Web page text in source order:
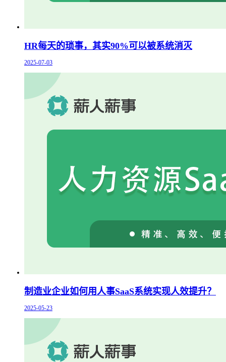
HR每天的琐事，其实90%可以被系统消灭
2025-07-03
制造业企业如何用人事SaaS系统实现人效提升？
2025-05-23